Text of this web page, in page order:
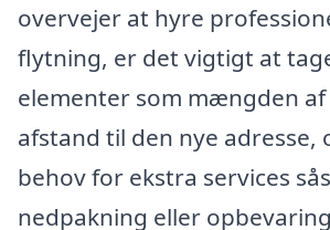
overvejer at hyre
flytning, er det vigtigt at
elementer som mængden af
afstand til den nye adresse,
behov for ekstra services
nedpakning eller